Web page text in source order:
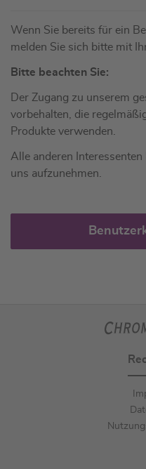
Wenn Sie bereits für ein
melden Sie sich bitte mit
Bitte beachten Sie:
Der Zugang zu unserem
vorbehalten, die
Produkte verwenden.
Alle anderen
uns aufzunehmen.